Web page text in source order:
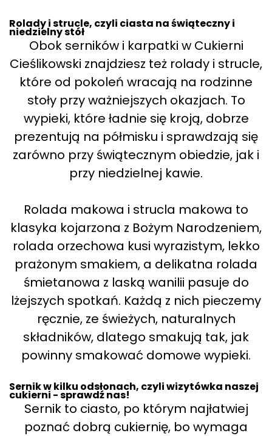
Rolady i strucle, czyli ciasta na świąteczny i
niedzielny stół
Obok serników i karpatki w Cukierni
Cieślikowski znajdziesz też rolady i strucle,
które od pokoleń wracają na rodzinne
stoły przy ważniejszych okazjach. To
wypieki, które ładnie się kroją, dobrze
prezentują na półmisku i sprawdzają się
zarówno przy świątecznym obiedzie, jak i
przy niedzielnej kawie.
Rolada makowa i strucla makowa to
klasyka kojarzona z Bożym Narodzeniem,
rolada orzechowa kusi wyrazistym, lekko
prażonym smakiem, a delikatna rolada
śmietanowa z laską wanilii pasuje do
lżejszych spotkań. Każdą z nich pieczemy
ręcznie, ze świeżych, naturalnych
składników, dlatego smakują tak, jak
powinny smakować domowe wypieki.
Sernik w kilku odsłonach, czyli wizytówka naszej
cukierni - sprawdź nas!
Sernik to ciasto, po którym najłatwiej
poznać dobrą cukiernię, bo wymaga